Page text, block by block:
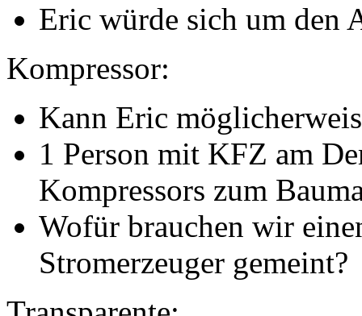
Eric würde sich um den
Kompressor:
Kann Eric
1 Person mit KFZ am
Kompressors zum
Wofür brauchen wir
Stromerzeuger gemeint?